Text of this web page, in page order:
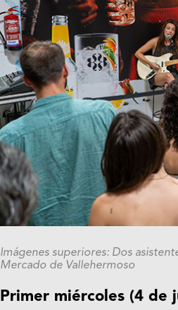
Imágenes superiores: Dos
Mercado de Vallehermoso
Primer miércoles (4 de